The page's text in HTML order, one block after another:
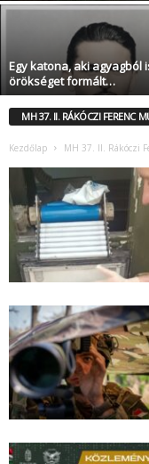
Egy katona, aki agyagból
örökséget formált…
MH 37. II. RÁKÓCZI FERENC
Kezdőlap MH 37. II. Rákóczi